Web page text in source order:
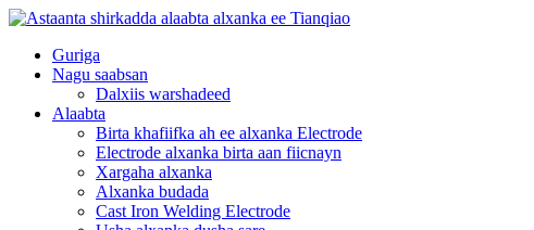
Guriga
Nagu saabsan
Dalxiis warshadeed
Alaabta
Birta khafiifka ah ee alxanka Electrode
Electrode alxanka birta aan fiicnayn
Xargaha alxanka
Alxanka budada
Cast Iron Welding Electrode